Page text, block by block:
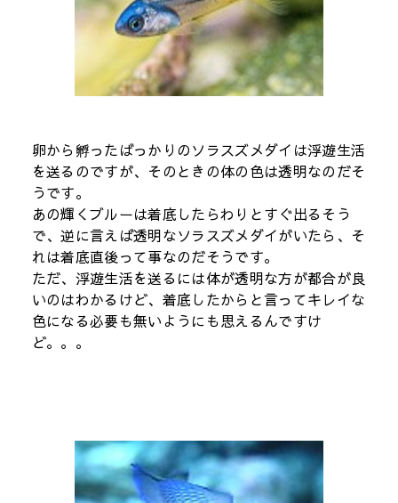
卵から孵ったばっかりのソラスズメダイは浮遊生活
を送るのですが、そのときの体の色は透明なのだそ
うです。
あの輝くブルーは着底したらわりとすぐ出るそう
で、逆に言えば透明なソラスズメダイがいたら、そ
れは着底直後って事なのだそうです。
ただ、浮遊生活を送るには体が透明な方が都合が良
いのはわかるけど、着底したからと言ってキレイな
色になる必要も無いようにも思えるんですけ
ど。。。